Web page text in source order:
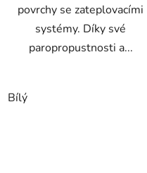
povrchy se zateplovacími
systémy. Díky své
paropropustnosti a...
Bílý